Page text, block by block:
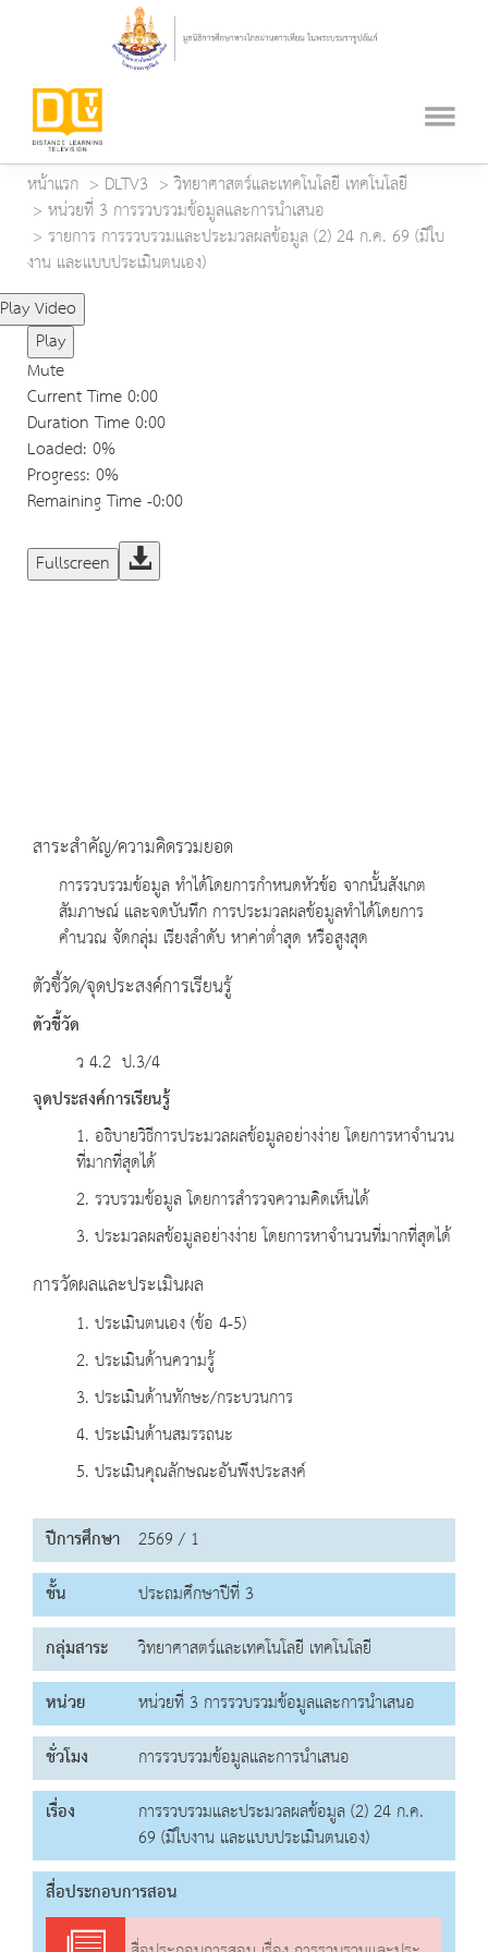
หน้าแรก DLTV3
วิทยาศาสตร์และเทคโนโลยี เทคโนโลยี
หน่วยที่ 3 การรวบรวมข้อมูลและการนำเสนอ
รายการ การรวบรวมและประมวลผลข้อมูล (2) 24 ก.ค. 69 (มีใบ
งาน และแบบประเมินตนเอง)
Play Video
Play
Mute
Current Time0:00
Duration Time0:00
Loaded: 0%
Progress: 0%
Remaining Time-0:00
Fullscreen
สาระสำคัญ/ความคิดรวมยอด
การรวบรวมข้อมูล ทำได้โดยการกำหนดหัวข้อ จากนั้นสังเกต
สัมภาษณ์ และจดบันทึก การประมวลผลข้อมูลทำได้โดยการ
คำนวณ จัดกลุ่ม เรียงลำดับ หาค่าต่ำสุด หรือสูงสุด
ตัวชี้วัด/จุดประสงค์การเรียนรู้
ตัวชี้วัด
ว 4.2 ป.3/4
จุดประสงค์การเรียนรู้
1. อธิบายวิธีการประมวลผลข้อมูลอย่างง่าย โดยการหาจำนวน
ที่มากที่สุดได้
2. รวบรวมข้อมูล โดยการสำรวจความคิดเห็นได้
3. ประมวลผลข้อมูลอย่างง่าย โดยการหาจำนวนที่มากที่สุดได้
การวัดผลและประเมินผล
1. ประเมินตนเอง (ข้อ 4-5)
2. ประเมินด้านความรู้
3. ประเมินด้านทักษะ/กระบวนการ
4. ประเมินด้านสมรรถนะ
5. ประเมินคุณลักษณะอันพึงประสงค์
ปีการศึกษา 2569 / 1
ชั้น
ประถมศึกษาปีที่ 3
กลุ่มสาระ
วิทยาศาสตร์และเทคโนโลยี เทคโนโลยี
หน่วย
หน่วยที่ 3 การรวบรวมข้อมูลและการนำเสนอ
ชั่วโมง
การรวบรวมข้อมูลและการนำเสนอ
เรื่อง
การรวบรวมและประมวลผลข้อมูล (2) 24 ก.ค.
69 (มีใบงาน และแบบประเมินตนเอง)
สื่อประกอบการสอน